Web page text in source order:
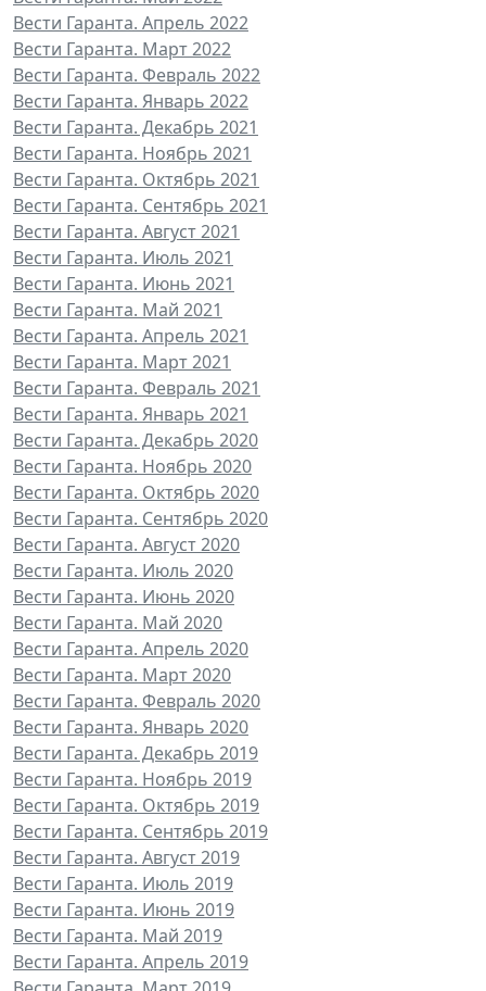
Вести Гаранта. Апрель 2022
Вести Гаранта. Март 2022
Вести Гаранта. Февраль 2022
Вести Гаранта. Январь 2022
Вести Гаранта. Декабрь 2021
Вести Гаранта. Ноябрь 2021
Вести Гаранта. Октябрь 2021
Вести Гаранта. Сентябрь 2021
Вести Гаранта. Август 2021
Вести Гаранта. Июль 2021
Вести Гаранта. Июнь 2021
Вести Гаранта. Май 2021
Вести Гаранта. Апрель 2021
Вести Гаранта. Март 2021
Вести Гаранта. Февраль 2021
Вести Гаранта. Январь 2021
Вести Гаранта. Декабрь 2020
Вести Гаранта. Ноябрь 2020
Вести Гаранта. Октябрь 2020
Вести Гаранта. Сентябрь 2020
Вести Гаранта. Август 2020
Вести Гаранта. Июль 2020
Вести Гаранта. Июнь 2020
Вести Гаранта. Май 2020
Вести Гаранта. Апрель 2020
Вести Гаранта. Март 2020
Вести Гаранта. Февраль 2020
Вести Гаранта. Январь 2020
Вести Гаранта. Декабрь 2019
Вести Гаранта. Ноябрь 2019
Вести Гаранта. Октябрь 2019
Вести Гаранта. Сентябрь 2019
Вести Гаранта. Август 2019
Вести Гаранта. Июль 2019
Вести Гаранта. Июнь 2019
Вести Гаранта. Май 2019
Вести Гаранта. Апрель 2019